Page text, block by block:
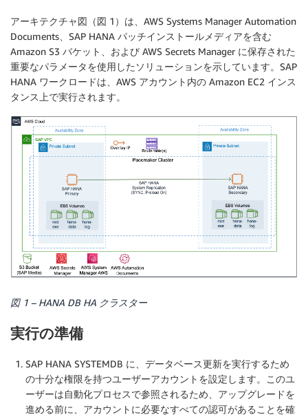
アーキテクチャ図（図 1）は、AWS Systems Manager Automation
Documents、SAP HANA パッチインストールメディアを含む
Amazon S3 バケット、および AWS Secrets Manager に保存された
重要なパラメータを使用したソリューションを示しています。SAP
HANA ワークロードは、AWS アカウント内の Amazon EC2 インス
タンス上で実行されます。
図 1 – HANA DB HA クラスター
実行の準備
SAP HANA SYSTEMDB に、データベース更新を実行するため
の十分な権限を持つユーザーアカウントを設定します。このユ
ーザーは自動化プロセスで参照されるため、アップグレードを
進める前に、アカウントに必要なすべての認可があることを確